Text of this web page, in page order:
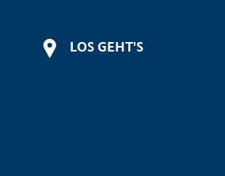
LOS GEHT'S